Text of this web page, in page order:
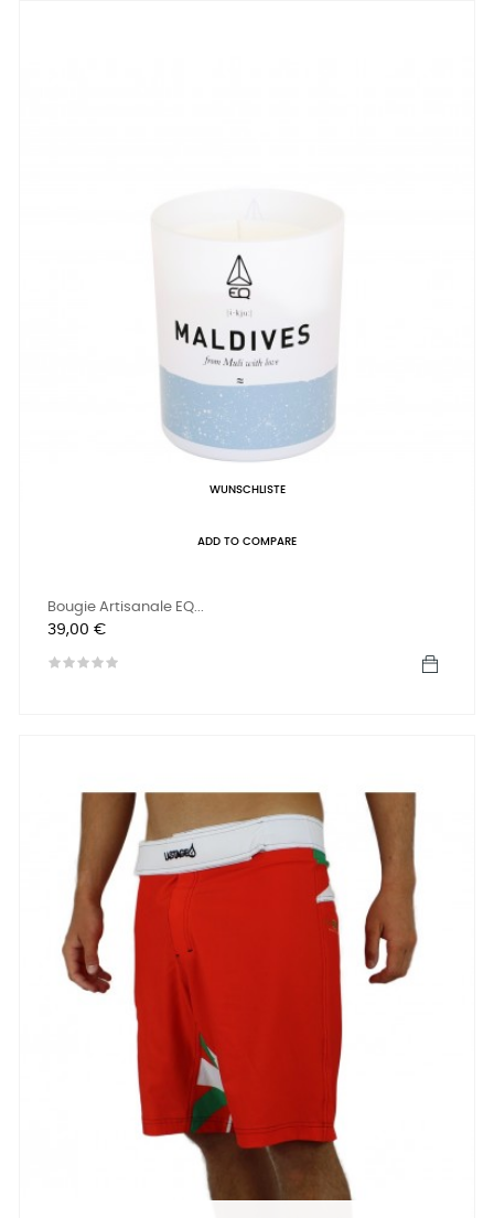
WUNSCHLISTE
ADD TO COMPARE
Bougie Artisanale EQ...
Preis
39,00 €